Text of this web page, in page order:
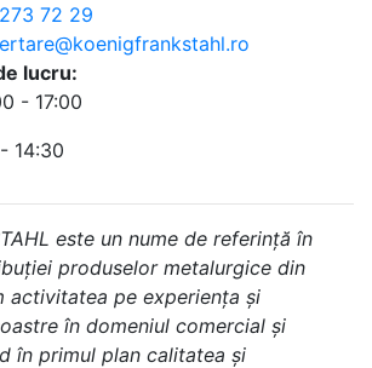
72 29
lucru:
- 17:00
14:30
este un nume de referință în
produselor metalurgice din
activitatea pe experiența și
în domeniul comercial și
în primul plan calitatea și